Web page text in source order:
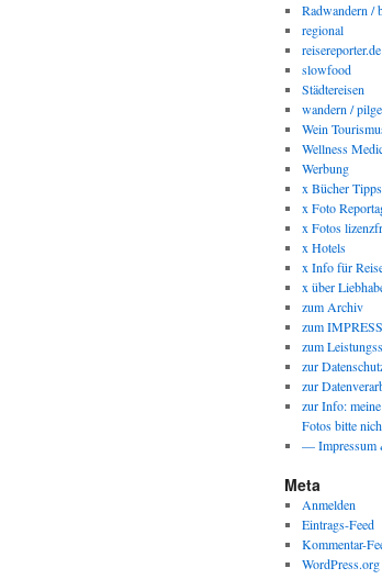
Radwandern /
regional
reisereporter.de
slowfood
Städtereisen
wandern /
Wein
Wellness
Werbung
x Bücher Tipps
x Foto
x Fotos
x Hotels
x Info für
x über
zum Archiv
zum
zum
zur
zur
zur Info:
Fotos bitte
— Impressum
Meta
Anmelden
Eintrags-Feed
Kommentar-
WordPress.org